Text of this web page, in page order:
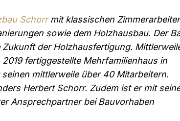
Schorrmit klassischen
sowie dem Holzhausbau. Der
der Holzhausfertigung.
fertiggestellte Mehrfamilienhaus in
mittlerweile über 40 Mitarbeitern.
Herbert Schorr. Zudem ist er mit
Ansprechpartner bei Bauvorhaben